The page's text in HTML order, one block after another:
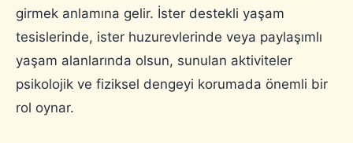
girmek anlamına gelir. İster destekli yaşam
tesislerinde, ister huzurevlerinde veya paylaşımlı
yaşam alanlarında olsun, sunulan aktiviteler
psikolojik ve fiziksel dengeyi korumada önemli bir
rol oynar.